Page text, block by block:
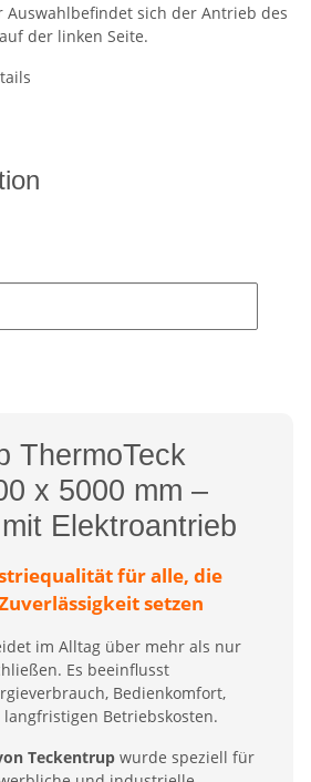
Auswahlbefindet sich der Antrieb des
der linken Seite.
ThermoTeck
x 5000 mm –
Elektroantrieb
für alle, die
setzen
im Alltag über mehr als nur
Es beeinflusst
Bedienkomfort,
Betriebskosten.
Teckentrup wurde speziell für